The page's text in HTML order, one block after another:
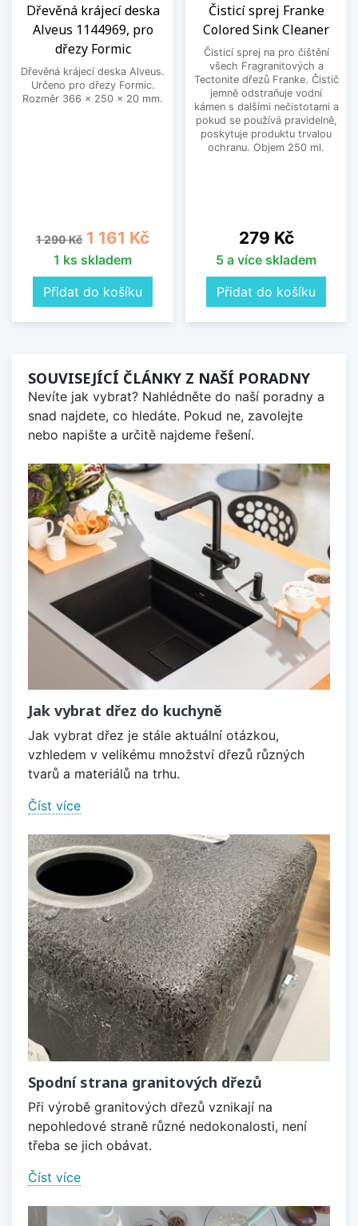
Dřevěná krájecí deska
Alveus 1144969, pro
dřezy Formic
Dřevěná krájecí deska Alveus.
Určeno pro dřezy Formic.
Rozměr 366 x 250 x 20 mm.
Běžná cena
1 290 Kč Cena
1 161 Kč
1 ks skladem
Přidat do košíku
Čisticí sprej Franke
Colored Sink Cleaner
Čisticí sprej na pro čištění
všech Fragranitových a
Tectonite dřezů Franke. Čistič
jemně odstraňuje vodní
kámen s dalšími nečistotami a
pokud se používá pravidelně,
poskytuje produktu trvalou
ochranu. Objem 250 ml.
Cena
279 Kč
5 a více skladem
Přidat do košíku
SOUVISEJÍCÍ ČLÁNKY Z NAŠÍ PORADNY
Nevíte jak vybrat? Nahlédněte do naší poradny a
snad najdete, co hledáte. Pokud ne, zavolejte
nebo napište a určitě najdeme řešení.
Jak vybrat dřez do kuchyně
Jak vybrat dřez je stále aktuální otázkou,
vzhledem v velikému množství dřezů různých
tvarů a materiálů na trhu.
Číst více
Spodní strana granitových dřezů
Při výrobě granitových dřezů vznikají na
nepohledové straně různé nedokonalosti, není
třeba se jich obávat.
Číst více